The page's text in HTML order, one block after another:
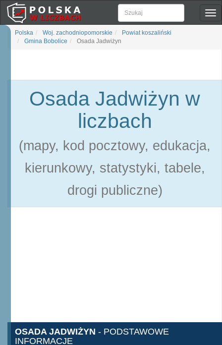
Polska Woj. zachodniopomorskie
Powiat koszaliński
Gmina Bobolice
Osada Jadwiżyn
Osada Jadwiżyn w
liczbach
(mapy, kod pocztowy, edukacja,
kierunkowy, statystyki, tabele,
drogi publiczne)
OSADA JADWIŻYN - PODSTAWOWE
INFORMACJE